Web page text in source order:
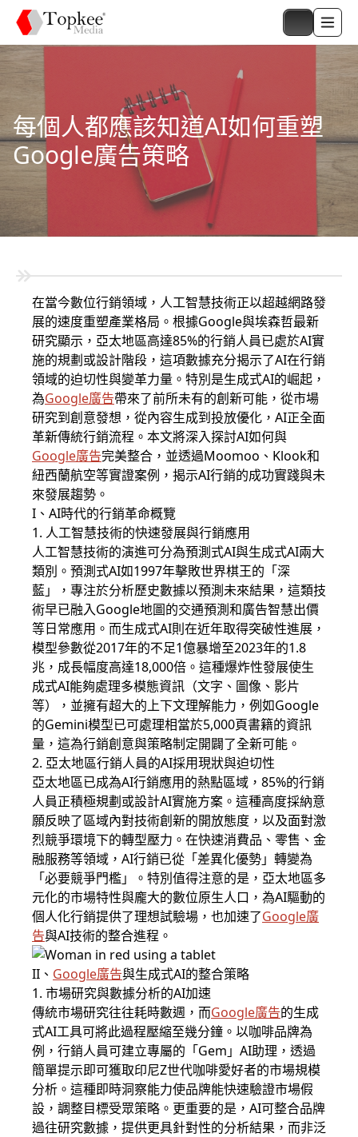
每個人都應該知道AI如何重塑
Google廣告策略
在當今數位行銷領域，人工智慧技術正以超越網路發
展的速度重塑產業格局。根據Google與埃森哲最新
研究顯示，亞太地區高達85%的行銷人員已處於AI實
施的規劃或設計階段，這項數據充分揭示了AI在行銷
領域的迫切性與變革力量。特別是生成式AI的崛起，
為Google廣告帶來了前所未有的創新可能，從市場
研究到創意發想，從內容生成到投放優化，AI正全面
革新傳統行銷流程。本文將深入探討AI如何與
Google廣告完美整合，並透過Moomoo、Klook和
紐西蘭航空等實證案例，揭示AI行銷的成功實踐與未
來發展趨勢。
I、AI時代的行銷革命概覽
1. 人工智慧技術的快速發展與行銷應用
人工智慧技術的演進可分為預測式AI與生成式AI兩大
類別。預測式AI如1997年擊敗世界棋王的「深
藍」，專注於分析歷史數據以預測未來結果，這類技
術早已融入Google地圖的交通預測和廣告智慧出價
等日常應用。而生成式AI則在近年取得突破性進展，
模型參數從2017年的不足1億暴增至2023年的1.8
兆，成長幅度高達18,000倍。這種爆炸性發展使生
成式AI能夠處理多模態資訊（文字、圖像、影片
等），並擁有超大的上下文理解能力，例如Google
的Gemini模型已可處理相當於5,000頁書籍的資訊
量，這為行銷創意與策略制定開闢了全新可能。
2. 亞太地區行銷人員的AI採用現狀與迫切性
亞太地區已成為AI行銷應用的熱點區域，85%的行銷
人員正積極規劃或設計AI實施方案。這種高度採納意
願反映了區域內對技術創新的開放態度，以及面對激
烈競爭環境下的轉型壓力。在快速消費品、零售、金
融服務等領域，AI行銷已從「差異化優勢」轉變為
「必要競爭門檻」。特別值得注意的是，亞太地區多
元化的市場特性與龐大的數位原生人口，為AI驅動的
個人化行銷提供了理想試驗場，也加速了Google廣
告與AI技術的整合進程。
II、 Google廣告與生成式AI的整合策略
1. 市場研究與數據分析的AI加速
傳統市場研究往往耗時數週，而Google廣告的生成
式AI工具可將此過程壓縮至幾分鐘。以咖啡品牌為
例，行銷人員可建立專屬的「Gem」AI助理，透過
簡單提示即可獲取印尼Z世代咖啡愛好者的市場規模
分析。這種即時洞察能力使品牌能快速驗證市場假
設，調整目標受眾策略。更重要的是，AI可整合品牌
過往研究數據，提供更具針對性的分析結果，而非泛